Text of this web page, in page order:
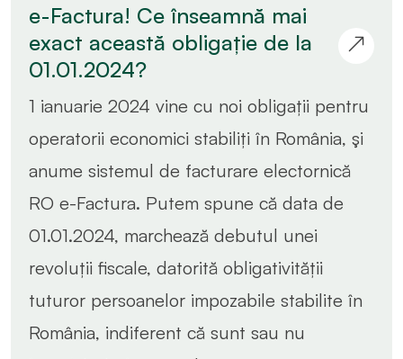
e-Factura! Ce înseamnă mai
exact această obligație de la
01.01.2024?
1 ianuarie 2024 vine cu noi obligații pentru
operatorii economici stabiliți în România, şi
anume sistemul de facturare electornică
RO e-Factura. Putem spune că data de
01.01.2024, marchează debutul unei
revoluții fiscale, datorită obligativității
tuturor persoanelor impozabile stabilite în
România, indiferent că sunt sau nu